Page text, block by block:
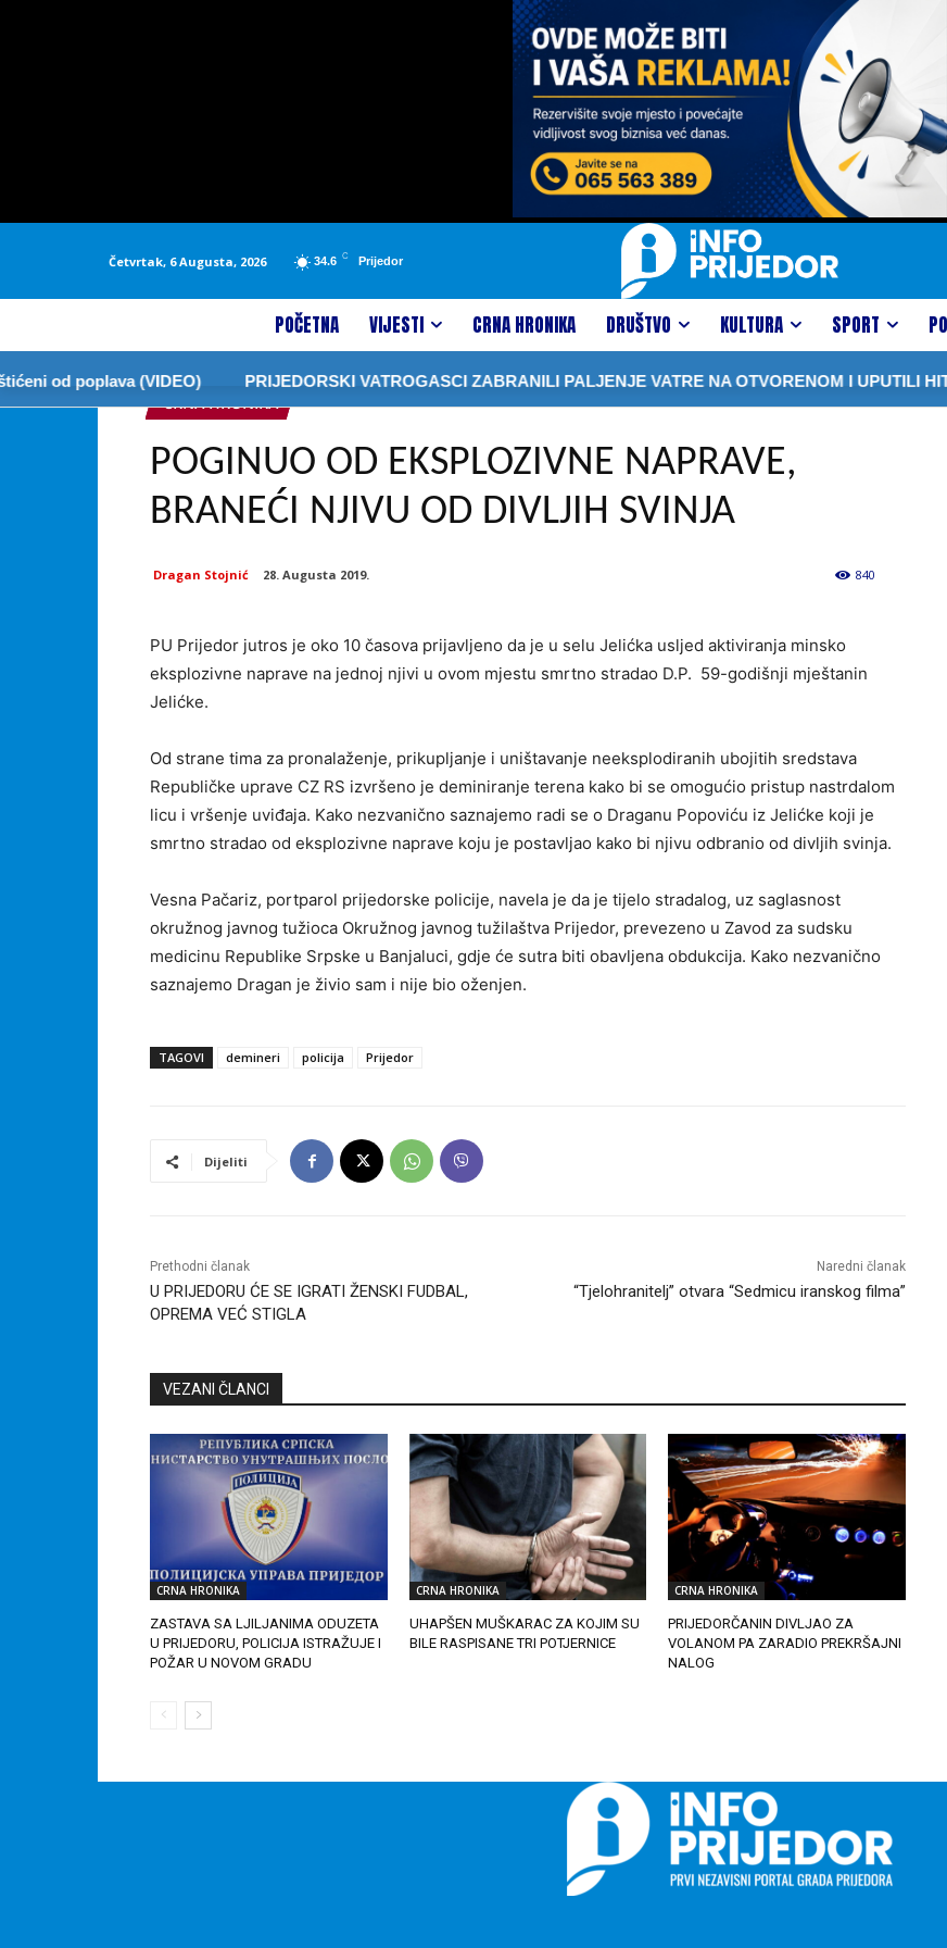
Četvrtak, 6 Augusta, 2026 34.6 C Prijedor
POČETNA VIJESTI CRNA HRONIKA DRUŠTVO KULTURA SPORT
od poplava (VIDEO) PRIJEDORSKI VATROGASCI ZABRANILI PALJENJE VATRE NA OTVORENOM I UPUTILI
CRNA HRONIKA
POGINUO OD EKSPLOZIVNE NAPRAVE,
BRANEĆI NJIVU OD DIVLJIH SVINJA
Dragan Stojnić 28. Augusta 2019. 840
PU Prijedor jutros je oko 10 časova prijavljeno da je u selu Jelićka usljed aktiviranja minsko
eksplozivne naprave na jednoj njivi u ovom mjestu smrtno stradao D.P. 59-godišnji mještanin
Jelićke.
Od strane tima za pronalaženje, prikupljanje i uništavanje neeksplodiranih ubojitih sredstava
Republičke uprave CZ RS izvršeno je deminiranje terena kako bi se omogućio pristup nastrdalom
licu i vršenje uviđaja. Kako nezvanično saznajemo radi se o Draganu Popoviću iz Jelićke koji je
smrtno stradao od eksplozivne naprave koju je postavljao kako bi njivu odbranio od divljih svinja.
Vesna Pačariz, portparol prijedorske policije, navela je da je tijelo stradalog, uz saglasnost
okružnog javnog tužioca Okružnog javnog tužilaštva Prijedor, prevezeno u Zavod za sudsku
medicinu Republike Srpske u Banjaluci, gdje će sutra biti obavljena obdukcija. Kako nezvanično
saznajemo Dragan je živio sam i nije bio oženjen.
TAGOVI demineri policija Prijedor
Dijeliti
Prethodni članak
U PRIJEDORU ĆE SE IGRATI ŽENSKI FUDBAL,
OPREMA VEĆ STIGLA
Naredni članak
“Tjelohranitelj” otvara “Sedmicu iranskog filma”
VEZANI ČLANCI
CRNA HRONIKA
ZASTAVA SA LJILJANIMA ODUZETA
U PRIJEDORU, POLICIJA ISTRAŽUJE I
POŽAR U NOVOM GRADU
CRNA HRONIKA
UHAPŠEN MUŠKARAC ZA KOJIM SU
BILE RASPISANE TRI POTJERNICE
CRNA HRONIKA
PRIJEDORČANIN DIVLJAO ZA
VOLANOM PA ZARADIO PREKRŠAJNI
NALOG